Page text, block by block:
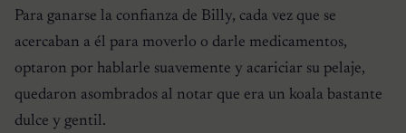
Para ganarse la confianza de Billy, cada vez que se
acercaban a él para moverlo o darle medicamentos,
optaron por hablarle suavemente y acariciar su pelaje,
quedaron asombrados al notar que era un koala bastante
dulce y gentil.